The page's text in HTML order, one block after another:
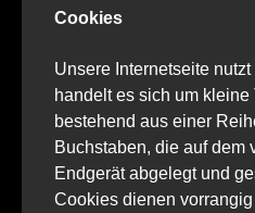
Cookies
Unsere Internetseite
handelt es sich um kleine
bestehend aus einer
Buchstaben, die auf dem
Endgerät abgelegt und
Cookies dienen